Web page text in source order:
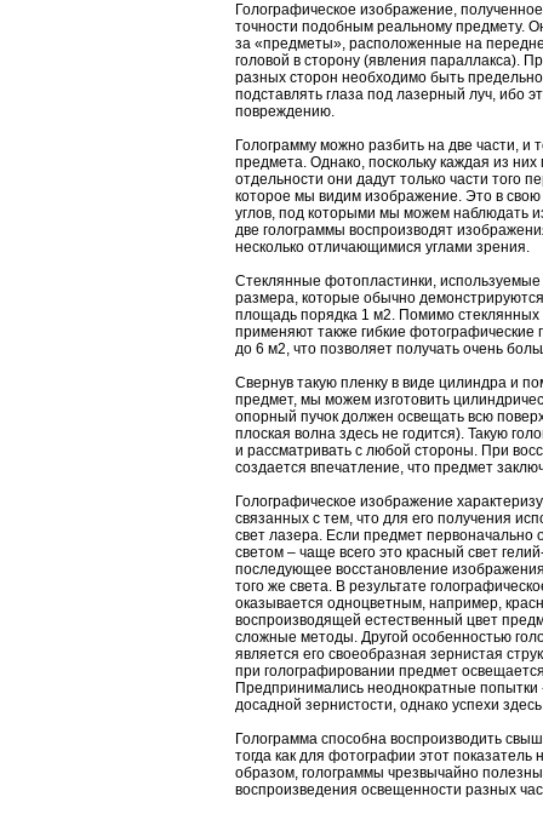
Голографическое изображение,
точности подобным реальному предмету.
за «предметы», расположенные на
головой в сторону (явления параллакса).
разных сторон необходимо быть
подставлять глаза под лазерный луч, ибо
повреждению.
Голограмму можно разбить на две части, и
предмета. Однако, поскольку каждая из
отдельности они дадут только части того
которое мы видим изображение. Это в свою
углов, под которыми мы можем наблюдать
две голограммы воспроизводят
несколько отличающимися углами зрения.
Стеклянные фотопластинки, используемые
размера, которые обычно
площадь порядка 1 м2. Помимо стеклянных
применяют также гибкие
до 6 м2, что позволяет получать очень
Свернув такую пленку в виде цилиндра и
предмет, мы можем изготовить
опорный пучок должен освещать всю
плоская волна здесь не годится). Такую
и рассматривать с любой стороны. При
создается впечатление, что предмет
Голографическое изображение
связанных с тем, что для его получения
свет лазера. Если предмет первоначально
светом – чаще всего это красный свет
последующее восстановление
того же света. В результате
оказывается одноцветным, например,
воспроизводящей естественный цвет
сложные методы. Другой особенностью
является его своеобразная зернистая
при голографировании предмет
Предпринимались неоднократные попытки
досадной зернистости, однако успехи
Голограмма способна воспроизводить
тогда как для фотографии этот
образом, голограммы чрезвычайно полезны
воспроизведения освещенности разных